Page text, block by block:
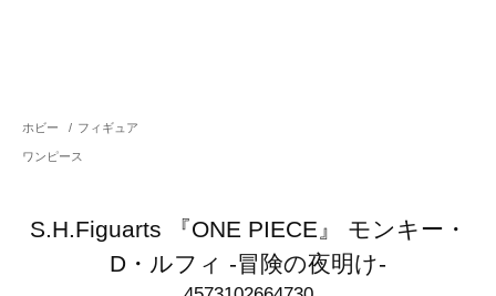
ホビー / フィギュア
ワンピース
S.H.Figuarts 『ONE PIECE』 モンキー・
D・ルフィ -冒険の夜明け-